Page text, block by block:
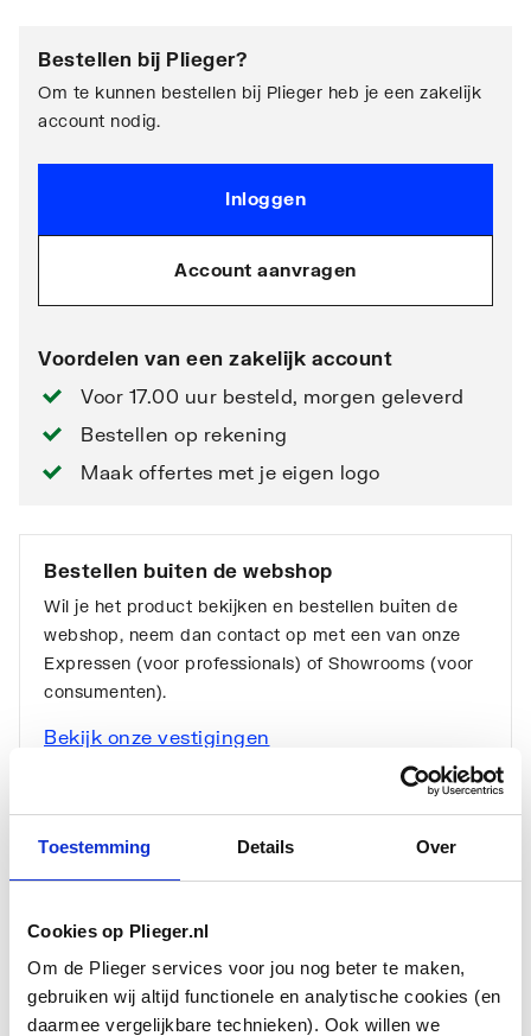
Toestemming Details Over
Cookies op Plieger.nl
Om de Plieger services voor jou nog beter te maken,
gebruiken wij altijd functionele en analytische cookies (en
daarmee vergelijkbare technieken). Ook willen we
Bestellen bij Plieger?
Om te kunnen bestellen bij Plieger heb je een zakelijk
account nodig.
Inloggen
Account aanvragen
Voordelen van een zakelijk account
Voor 17.00 uur besteld, morgen geleverd
Bestellen op rekening
Maak offertes met je eigen logo
Bestellen buiten de webshop
Wil je het product bekijken en bestellen buiten de
webshop, neem dan contact op met een van onze
Expressen (voor professionals) of Showrooms (voor
consumenten).
Bekijk onze vestigingen